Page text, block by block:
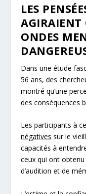
LES
AGIRAIENT
ONDES
Dans une étude
56 ans, des
montré qu’une
des conséquences
Les participants à
négatives sur le
capacités à
ceux qui ont
d’audition et de